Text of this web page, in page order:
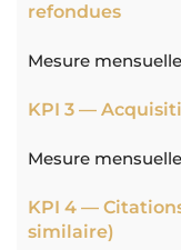
refondues
Mesure
KPI 3 —
Mesure
KPI 4 —
similaire)